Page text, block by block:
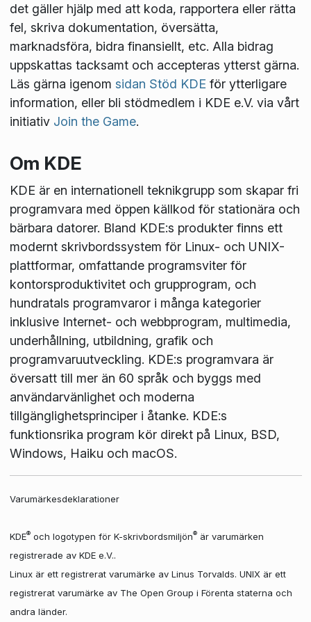
det gäller hjälp med att koda, rapportera eller rätta
fel, skriva dokumentation, översätta,
marknadsföra, bidra finansiellt, etc. Alla bidrag
uppskattas tacksamt och accepteras ytterst gärna.
Läs gärna igenom sidan Stöd KDE för ytterligare
information, eller bli stödmedlem i KDE e.V. via vårt
initiativ Join the Game.
Om KDE
KDE är en internationell teknikgrupp som skapar fri
programvara med öppen källkod för stationära och
bärbara datorer. Bland KDE:s produkter finns ett
modernt skrivbordssystem för Linux- och UNIX-
plattformar, omfattande programsviter för
kontorsproduktivitet och grupprogram, och
hundratals programvaror i många kategorier
inklusive Internet- och webbprogram, multimedia,
underhållning, utbildning, grafik och
programvaruutveckling. KDE:s programvara är
översatt till mer än 60 språk och byggs med
användarvänlighet och moderna
tillgänglighetsprinciper i åtanke. KDE:s
funktionsrika program kör direkt på Linux, BSD,
Windows, Haiku och macOS.
Varumärkesdeklarationer
KDE®och logotypen för K-skrivbordsmiljön®är varumärken
registrerade av KDE e.V..
Linux är ett registrerat varumärke av Linus Torvalds. UNIX är ett
registrerat varumärke av The Open Group i Förenta staterna och
andra länder.